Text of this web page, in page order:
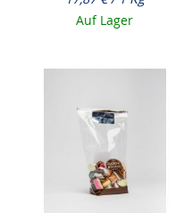
Auf Lager